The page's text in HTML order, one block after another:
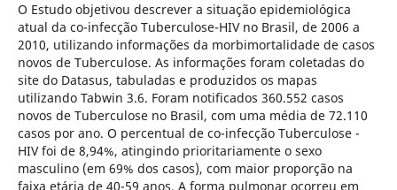
O Estudo objetivou descrever a situação epidemiológica
atual da co-infecção Tuberculose-HIV no Brasil, de 2006 a
2010, utilizando informações da morbimortalidade de casos
novos de Tuberculose. As informações foram coletadas do
site do Datasus, tabuladas e produzidos os mapas
utilizando Tabwin 3.6. Foram notificados 360.552 casos
novos de Tuberculose no Brasil, com uma média de 72.110
casos por ano. O percentual de co-infecção Tuberculose -
HIV foi de 8,94%, atingindo prioritariamente o sexo
masculino (em 69% dos casos), com maior proporção na
faixa etária de 40-59 anos. A forma pulmonar ocorreu em